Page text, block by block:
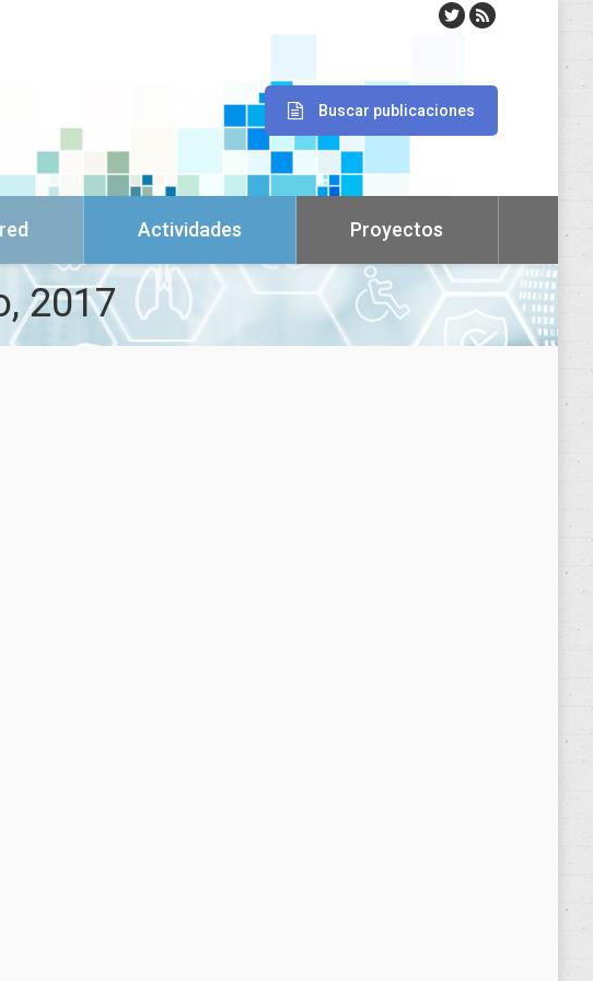
Buscar publicaciones
Actividades Proyectos
2017